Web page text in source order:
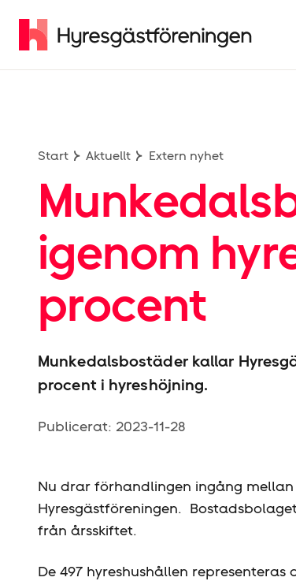
Start Aktuellt Extern nyhet
igenom
procent
Munkedalsbostäder kallar
procent i hyres­höjning.
Publicerat: 2023-11-28
Nu drar förhandlingen ingång
Hyresgäst­föreningen.
från årsskiftet.
De 497 hyreshushållen